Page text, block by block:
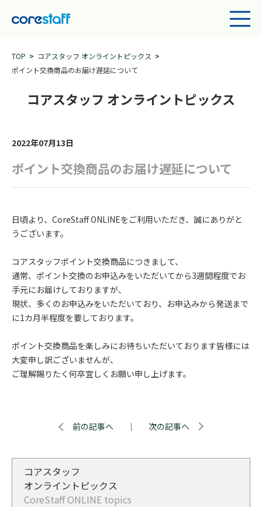
TOP
コアスタッフ オンライントピックス
ポイント交換商品のお届け遅延について
コアスタッフ オンライントピックス
2022年07月13日
ポイント交換商品のお届け遅延について
日頃より、CoreStaff ONLINEをご利用いただき、誠にありがと
うございます。
コアスタッフポイント交換商品につきまして、
通常、ポイント交換のお申込みをいただいてから3週間程度でお
手元にお届けしておりますが、
現状、多くのお申込みをいただいており、お申込みから発送まで
に1カ月半程度を要しております。
ポイント交換商品を楽しみにお待ちいただいております皆様には
大変申し訳ございませんが、
ご理解賜りたく何卒宜しくお願い申し上げます。
前の記事へ ｜ 次の記事へ
コアスタッフ
オンライントピックス
CoreStaff ONLINE topics